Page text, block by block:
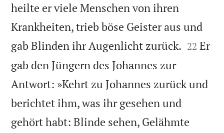
heilte er viele Menschen von ihren
Krankheiten, trieb böse Geister aus und
gab Blinden ihr Augenlicht zurück. 

22 Er
gab den Jüngern des Johannes zur
Antwort: »Kehrt zu Johannes zurück und
berichtet ihm, was ihr gesehen und
gehört habt: Blinde sehen, Gelähmte